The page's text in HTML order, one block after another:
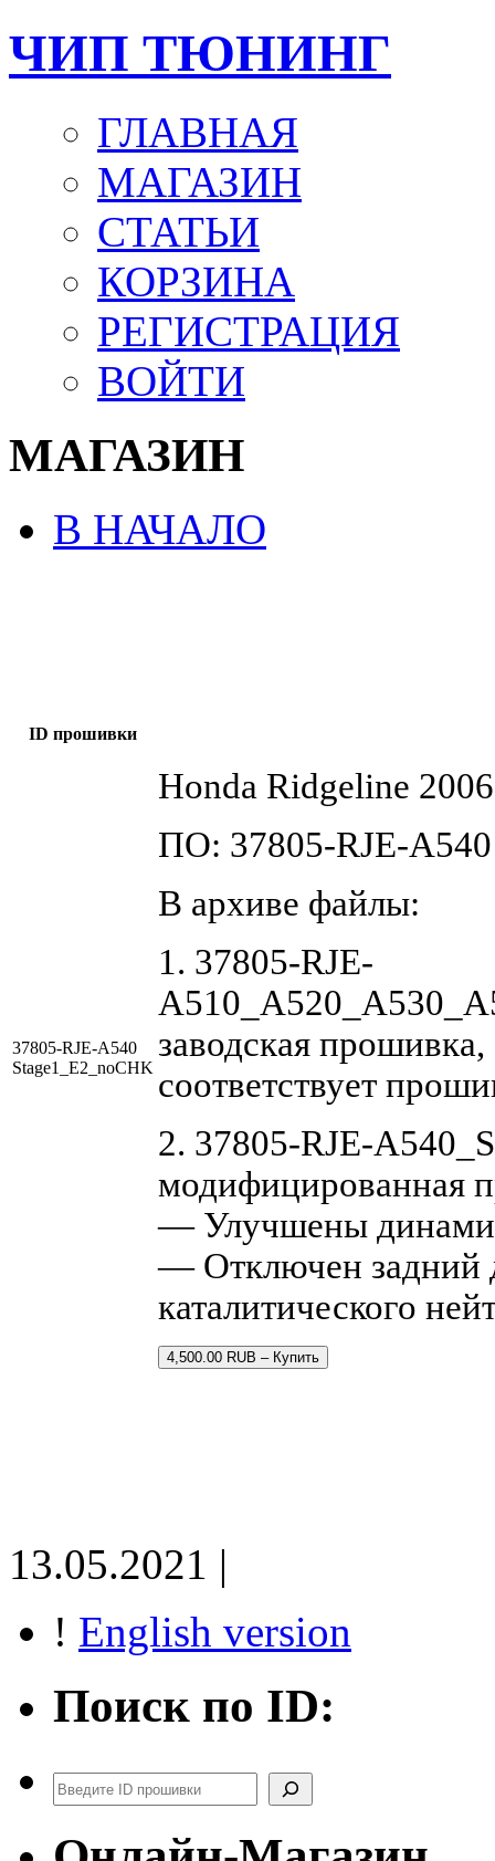
ЧИП ТЮНИНГ
ГЛАВНАЯ
МАГАЗИН
СТАТЬИ
КОРЗИНА
РЕГИСТРАЦИЯ
ВОЙТИ
МАГАЗИН
В НАЧАЛО
ID прошивки
37805-RJE-A540
Stage1_E2_noCHK
Honda Ridgeline
ПО: 37805-RJE-A540
В архиве файлы:
1. 37805-RJE-
заводская прошивка,
соответствует
2. 37805-RJE-
модифицированная
— Улучшены
— Отключен задний
каталитического
4,500.00 RUB – Купить
13.05.2021 |
! English version
Поиск по ID:
Поиск